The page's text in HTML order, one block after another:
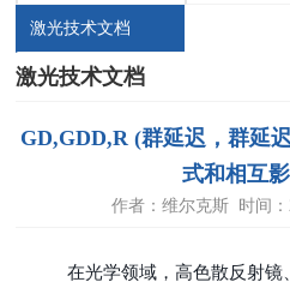
激光技术文档
激光技术文档
GD,GDD,R (群延迟，群延
式和相互
作者：维尔克斯 时间：
在光学领域，高色散反射